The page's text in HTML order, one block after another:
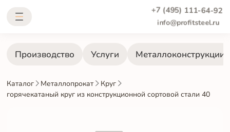
+7 (495) 111-64-92
info@profitsteel.ru
Производство Услуги Металлоконструкции
Каталог Металлопрокат
Круг
горячекатаный круг из конструкционной сортовой стали 40